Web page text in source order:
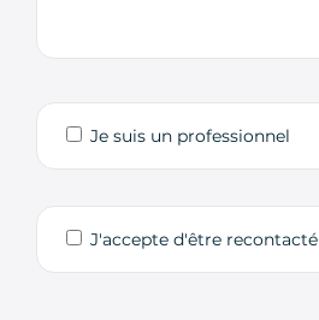
Je suis un professionnel
J'accepte d'être recontacté